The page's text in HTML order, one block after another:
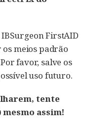
FirstAID
meios padrão
favor, salve os
uso futuro.
tente
mesmo assim!